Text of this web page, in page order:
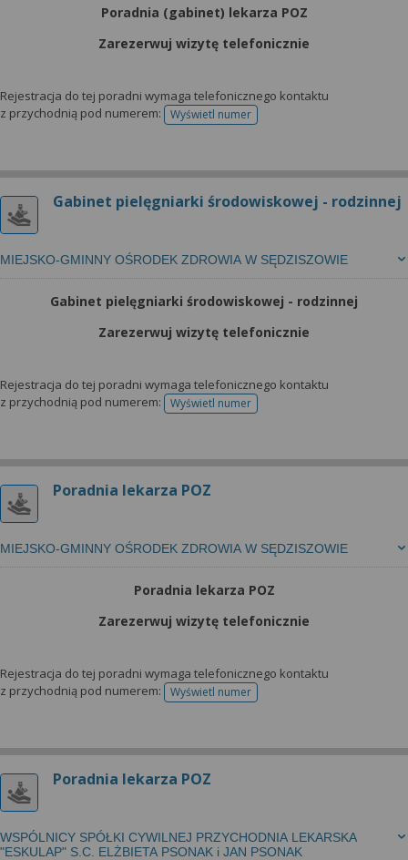
Poradnia (gabinet) lekarza POZ
Zarezerwuj wizytę telefonicznie
Rejestracja do tej poradni wymaga telefonicznego kontaktu
z przychodnią pod numerem:
Wyświetl numertelefonu do rejestracji
Gabinet pielęgniarki środowiskowej - rodzinnej
MIEJSKO-GMINNY OŚRODEK ZDROWIA W SĘDZISZOWIE
Gabinet pielęgniarki środowiskowej - rodzinnej
Zarezerwuj wizytę telefonicznie
Rejestracja do tej poradni wymaga telefonicznego kontaktu
z przychodnią pod numerem:
Wyświetl numertelefonu do rejestracji
Poradnia lekarza POZ
MIEJSKO-GMINNY OŚRODEK ZDROWIA W SĘDZISZOWIE
Poradnia lekarza POZ
Zarezerwuj wizytę telefonicznie
Rejestracja do tej poradni wymaga telefonicznego kontaktu
z przychodnią pod numerem:
Wyświetl numertelefonu do rejestracji
Poradnia lekarza POZ
WSPÓLNICY SPÓŁKI CYWILNEJ PRZYCHODNIA LEKARSKA
"ESKULAP" S.C. ELŻBIETA PSONAK i JAN PSONAK
możesz też wycofać zgodę na przetwarzanie Twoich
danych tylko w niektórych celach. Jeżeli chcesz
konfigurację szczegółową, to możesz tego dokonać
za pomocą „Ustawień zaawansowanych”.
znajdziesz w Regulaminie Serwisu.